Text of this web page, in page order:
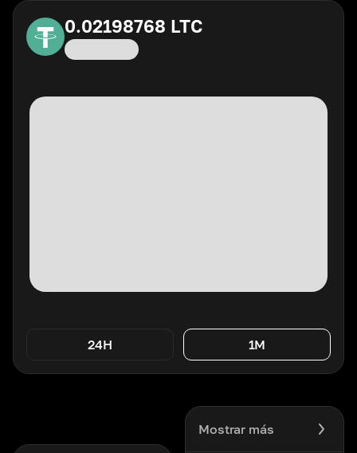
0.02198768 LTC
24H 1M
Mostrar más